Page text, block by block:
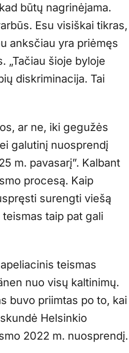
būtų nagrinėjama.
Esu visiškai tikras,
anksčiau yra priėmęs
„Tačiau šioje byloje
diskriminacija. Tai
ar ne, iki gegužės
galutinį nuosprendį
m. pavasarį”. Kalbant
procesą. Kaip
surengti viešą
taip pat gali
teismas
nuo visų kaltinimų.
buvo priimtas po to, kai
Helsinkio
2022 m. nuosprendį.